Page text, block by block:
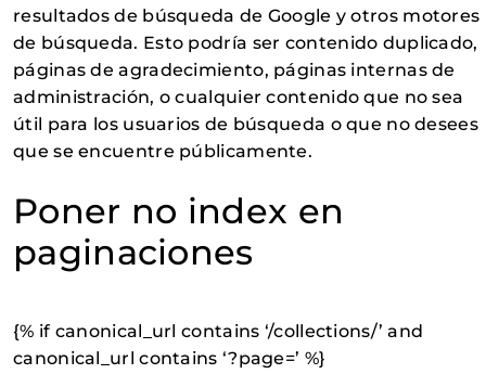
resultados de búsqueda de Google y otros motores
de búsqueda. Esto podría ser contenido duplicado,
páginas de agradecimiento, páginas internas de
administración, o cualquier contenido que no sea
útil para los usuarios de búsqueda o que no desees
que se encuentre públicamente.
Poner no index en
paginaciones
{% if canonical_url contains ‘/collections/’ and
canonical_url contains ‘?page=’ %}